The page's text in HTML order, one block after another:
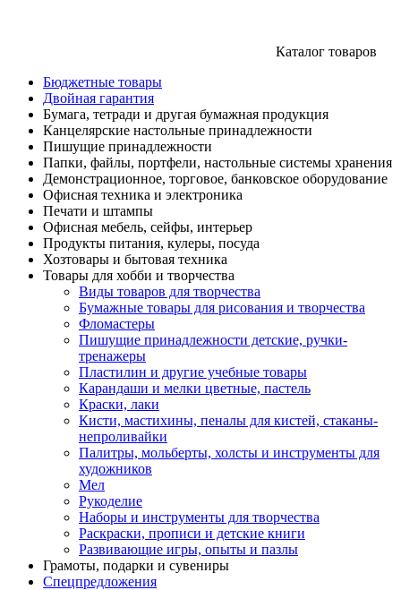
Каталог товаров
Бюджетные товары
Двойная гарантия
Бумага, тетради и другая бумажная продукция
Канцелярские настольные принадлежности
Пишущие принадлежности
Папки, файлы, портфели, настольные системы хранения
Демонстрационное, торговое, банковское оборудование
Офисная техника и электроника
Печати и штампы
Офисная мебель, сейфы, интерьер
Продукты питания, кулеры, посуда
Хозтовары и бытовая техника
Товары для хобби и творчества
Виды товаров для творчества
Бумажные товары для рисования и творчества
Фломастеры
Пишущие принадлежности детские, ручки-
тренажеры
Пластилин и другие учебные товары
Карандаши и мелки цветные, пастель
Краски, лаки
Кисти, мастихины, пеналы для кистей, стаканы-
непроливайки
Палитры, мольберты, холсты и инструменты для
художников
Мел
Рукоделие
Наборы и инструменты для творчества
Раскраски, прописи и детские книги
Развивающие игры, опыты и пазлы
Грамоты, подарки и сувениры
Спецпредложения